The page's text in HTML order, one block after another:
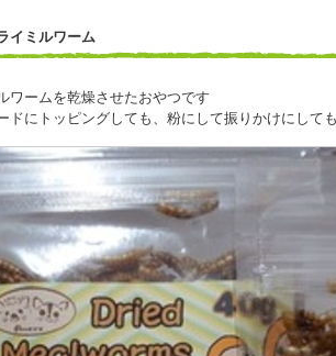
イミルワーム
ワームを乾燥させたおやつです
ドにトッピングしても、粉にして振りかけにして